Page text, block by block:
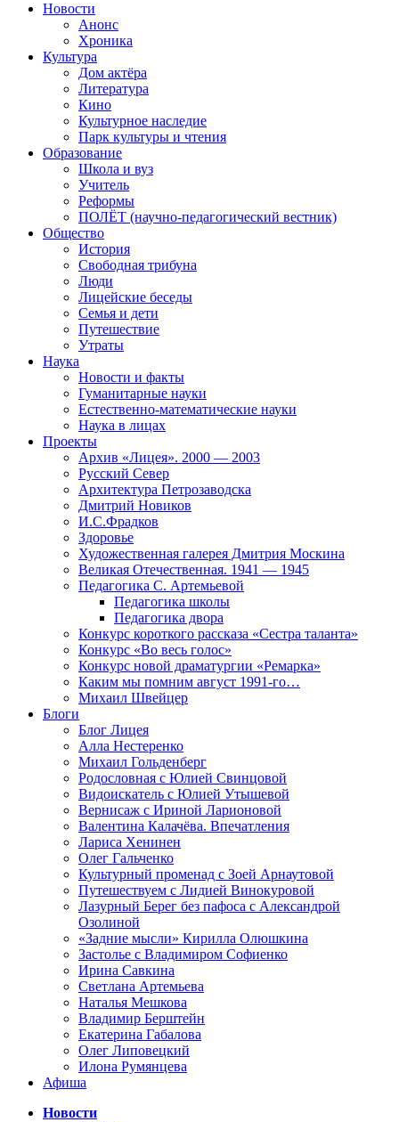
Новости
Анонс
Хроника
Культура
Дом актёра
Литература
Кино
Культурное наследие
Парк культуры и чтения
Образование
Школа и вуз
Учитель
Реформы
ПОЛЁТ (научно-педагогический вестник)
Общество
История
Свободная трибуна
Люди
Лицейские беседы
Семья и дети
Путешествие
Утраты
Наука
Новости и факты
Гуманитарные науки
Естественно-математические науки
Наука в лицах
Проекты
Архив «Лицея». 2000 — 2003
Русский Север
Архитектура Петрозаводска
Дмитрий Новиков
И.С.Фрадков
Здоровье
Художественная галерея Дмитрия Москина
Великая Отечественная. 1941 — 1945
Педагогика С. Артемьевой
Педагогика школы
Педагогика двора
Конкурс короткого рассказа «Сестра таланта»
Конкурс «Во весь голос»
Конкурс новой драматургии «Ремарка»
Каким мы помним август 1991-го…
Михаил Швейцер
Блоги
Блог Лицея
Алла Нестеренко
Михаил Гольденберг
Родословная с Юлией Свинцовой
Видоискатель с Юлией Утышевой
Вернисаж с Ириной Ларионовой
Валентина Калачёва. Впечатления
Лариса Хенинен
Олег Гальченко
Культурный променад с Зоей Арнаутовой
Путешествуем с Лидией Винокуровой
Лазурный Берег без пафоса с Александрой
Озолиной
«Задние мысли» Кирилла Олюшкина
Застолье с Владимиром Софиенко
Ирина Савкина
Светлана Артемьева
Наталья Мешкова
Владимир Берштейн
Екатерина Габалова
Олег Липовецкий
Илона Румянцева
Афиша
Новости